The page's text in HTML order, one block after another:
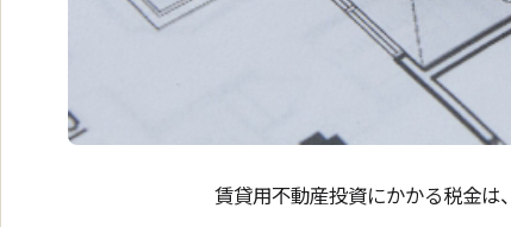
賃貸用不動産投資にかかる税金は